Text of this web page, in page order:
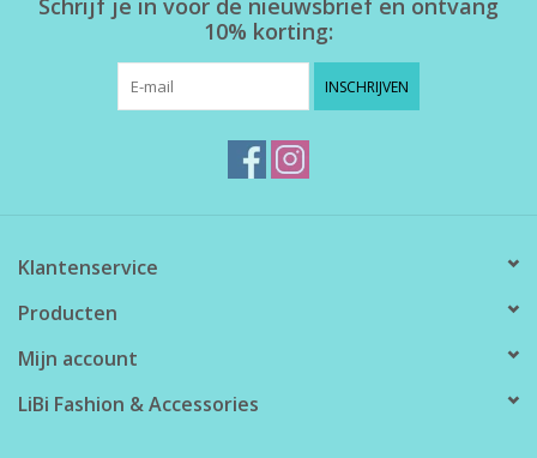
Herensokken
Schrijf je in voor de nieuwsbrief en ontvang
10% korting:
INSCHRIJVEN
Klantenservice
Producten
Mijn account
LiBi Fashion & Accessories